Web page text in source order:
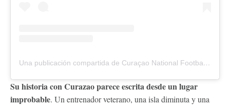
Una publicación compartida de Curaçao National Football Team (@thebluewaveffk)
Su historia con Curazao parece escrita desde un lugar
improbable. Un entrenador veterano, una isla diminuta y una